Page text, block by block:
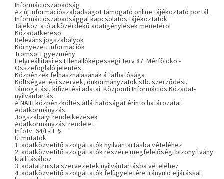
Információszabadság
Az új információszabadságot támogató online tájékoztató portál
Információszabadsággal kapcsolatos tájékoztatók
Tájékoztató a közérdekű adatigénylések menetéről
Közadatkereső
Releváns jogszabályok
Környezeti információk
Tromsøi Egyezmény
Helyreállítási és Ellenállóképességi Terv 87. Mérföldkő -
Összefoglaló jelentés
Közpénzek felhasználásának átláthatósága
Költségvetési szervek, önkormányzatok stb. szerződési,
támogatási, kifizetési adatai: Központi Információs Közadat-
nyilvántartás
A NAIH közpénzköltés átláthatóságát érintő határozatai
Adatkormányzás
Jogszabályi rendelkezések
Adatkormányzási rendelet
Infotv. 64/E-H. §
Útmutatók
1. adatközvetítő szolgáltatók nyilvántartásba vételéhez
2. adatközvetítő szolgáltatók részére megfelelőségi bizonyítvány
kiállításához
3. adataltruista szervezetek nyilvántartásba vételéhez
4. adatközvetítő szolgáltatók felügyeletére irányuló eljárással